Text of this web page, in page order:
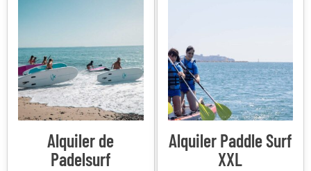
22
Costa Daurada Delta del Ebro Priorato Reus
Alquiler de
Padelsurf
Alquiler Paddle Surf
XXL